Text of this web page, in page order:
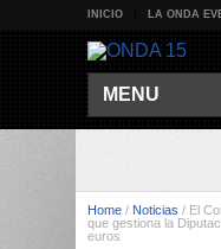
INICIO LA ONDA
MENU
Home / Noticias / El
que gestiona la
euros